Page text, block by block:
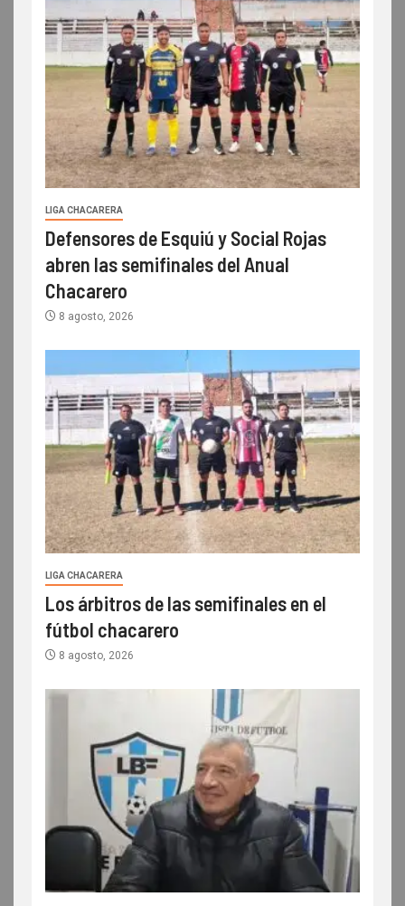
LIGA CHACARERA
Defensores de Esquiú y Social Rojas
abren las semifinales del Anual
Chacarero
8 agosto, 2026
LIGA CHACARERA
Los árbitros de las semifinales en el
fútbol chacarero
8 agosto, 2026